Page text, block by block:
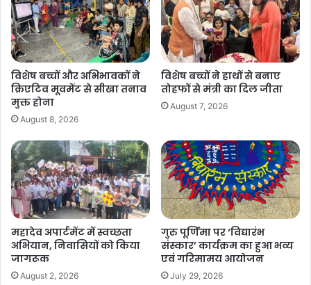
विशेष बच्चों और अभिभावकों ने
क्रिएटिव मूवमेंट से सीखा तनाव
मुक्त होना
August 8, 2026
विशेष बच्चों ने हाथों से बनाए
तोहफों से मंत्री का दिल जीता
August 7, 2026
महादेव अपार्टमेंट में स्वच्छता
अभियान, निवासियों को किया
जागरूक
August 2, 2026
गुरु पूर्णिमा पर ‘विद्यारंभ
संस्कार’ कार्यक्रम का हुआ भव्य
एवं गरिमामय आयोजन
July 29, 2026